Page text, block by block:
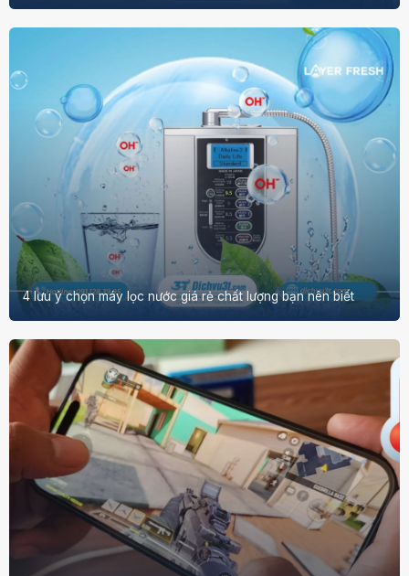
4 lưu ý chọn máy lọc nước giá rẻ chất lượng bạn nên biết